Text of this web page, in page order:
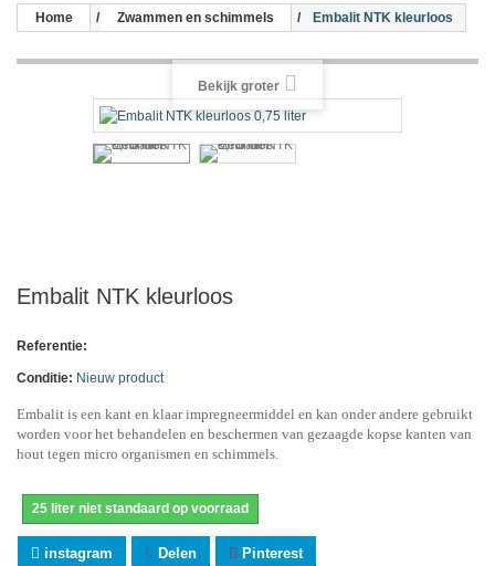
Home Zwammen en schimmels Embalit NTK kleurloos
Bekijk groter
Embalit NTK kleurloos
Referentie:
Conditie: Nieuw product
Embalit is een kant en klaar impregneermiddel en kan onder andere gebruikt
worden voor het behandelen en beschermen van gezaagde kopse kanten van
hout tegen micro organismen en schimmels.
25 liter niet standaard op voorraad
instagram Delen Pinterest